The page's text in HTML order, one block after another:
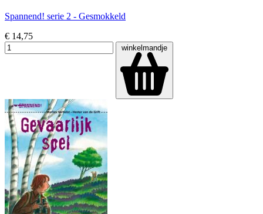
Spannend! serie 2 - Gesmokkeld
€ 14,75
winkelmandje